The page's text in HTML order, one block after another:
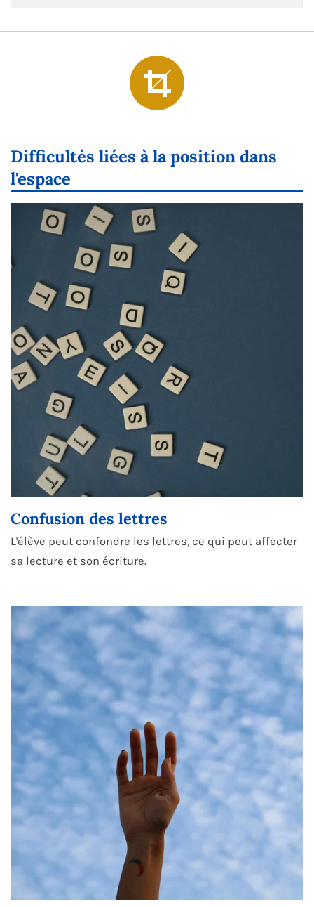
Difficultés liées à la position dans
l'espace
Confusion des lettres
L'élève peut confondre les lettres, ce qui peut affecter
sa lecture et son écriture.